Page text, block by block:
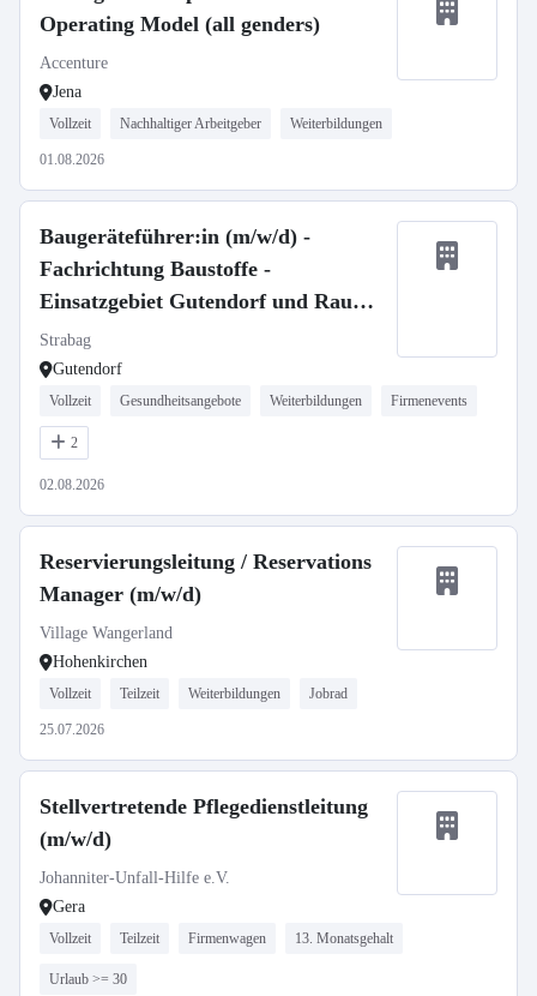
Operating Model (all genders)
Accenture
Jena
Vollzeit Nachhaltiger Arbeitgeber Weiterbildungen
01.08.2026
Baugeräteführer:in (m/w/d) -
Fachrichtung Baustoffe -
Einsatzgebiet Gutendorf und Raum
Thüringen
Strabag
Gutendorf
Vollzeit Gesundheitsangebote Weiterbildungen Firmenevents
2
02.08.2026
Reservierungsleitung / Reservations
Manager (m/w/d)
Village Wangerland
Hohenkirchen
Vollzeit Teilzeit Weiterbildungen Jobrad
25.07.2026
Stellvertretende Pflegedienstleitung
(m/w/d)
Johanniter-Unfall-Hilfe e.V.
Gera
Vollzeit Teilzeit Firmenwagen 13. Monatsgehalt
Urlaub >= 30